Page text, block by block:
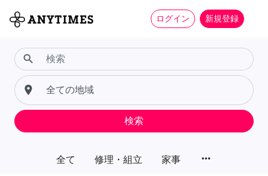
ログイン 新規登録
全て 修理・組立 家事 more_horiz
search
place
検索